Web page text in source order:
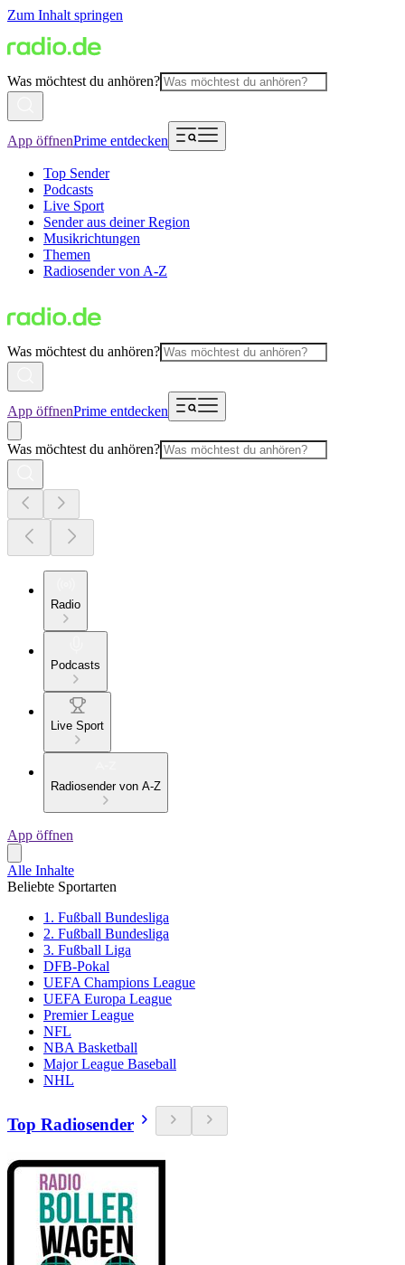
Zum Inhalt springen
Was möchtest du anhören?
App öffnenPrime entdecken
Top Sender
Podcasts
Live Sport
Sender aus deiner Region
Musikrichtungen
Themen
Radiosender von A-Z
Was möchtest du anhören?
App öffnenPrime entdecken
Was möchtest du anhören?
Radio
Podcasts
Live Sport
Radiosender von A-Z
App öffnen
Alle Inhalte
Beliebte Sportarten
1. Fußball Bundesliga
2. Fußball Bundesliga
3. Fußball Liga
DFB-Pokal
UEFA Champions League
UEFA Europa League
Premier League
NFL
NBA Basketball
Major League Baseball
NHL
Top Radiosender